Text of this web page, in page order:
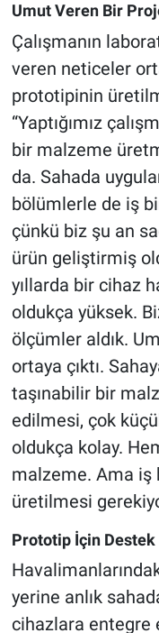
Umut Veren Bir
Çalışmanın
veren neticeler
prototipinin
“Yaptığımız
bir malzeme
da. Sahada
bölümlerle de iş
çünkü biz şu an
ürün geliştirmiş
yıllarda bir cihaz
oldukça yüksek.
ölçümler aldık.
ortaya çıktı.
taşınabilir bir
edilmesi, çok
oldukça kolay.
malzeme. Ama iş
üretilmesi
Prototip İçin
yerine anlık
cihazlara entegre